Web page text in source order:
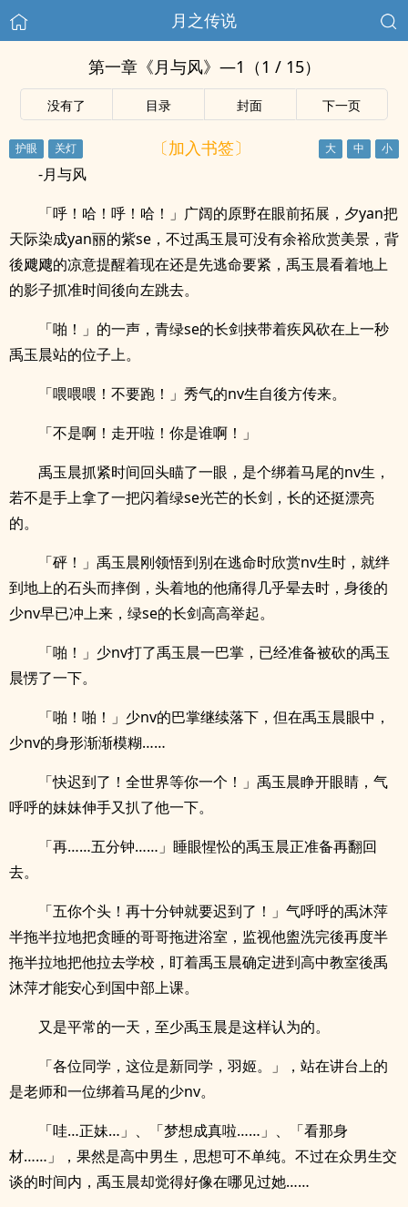
月之传说
第一章《月与风》—1（1 / 15）
没有了 目录 封面 下一页
〔加入书签〕
-月与风
「呼！哈！呼！哈！」广阔的原野在眼前拓展，夕yan把
天际染成yan丽的紫se，不过禹玉晨可没有余裕欣赏美景，背
後飕飕的凉意提醒着现在还是先逃命要紧，禹玉晨看着地上
的影子抓准时间後向左跳去。
「啪！」的一声，青绿se的长剑挟带着疾风砍在上一秒
禹玉晨站的位子上。
「喂喂喂！不要跑！」秀气的nv生自後方传来。
「不是啊！走开啦！你是谁啊！」
禹玉晨抓紧时间回头瞄了一眼，是个绑着马尾的nv生，
若不是手上拿了一把闪着绿se光芒的长剑，长的还挺漂亮
的。
「砰！」禹玉晨刚领悟到别在逃命时欣赏nv生时，就绊
到地上的石头而摔倒，头着地的他痛得几乎晕去时，身後的
少nv早已冲上来，绿se的长剑高高举起。
「啪！」少nv打了禹玉晨一巴掌，已经准备被砍的禹玉
晨愣了一下。
「啪！啪！」少nv的巴掌继续落下，但在禹玉晨眼中，
少nv的身形渐渐模糊……
「快迟到了！全世界等你一个！」禹玉晨睁开眼睛，气
呼呼的妹妹伸手又扒了他一下。
「再……五分钟……」睡眼惺忪的禹玉晨正准备再翻回
去。
「五你个头！再十分钟就要迟到了！」气呼呼的禹沐萍
半拖半拉地把贪睡的哥哥拖进浴室，监视他盥洗完後再度半
拖半拉地把他拉去学校，盯着禹玉晨确定进到高中教室後禹
沐萍才能安心到国中部上课。
又是平常的一天，至少禹玉晨是这样认为的。
「各位同学，这位是新同学，羽姬。」，站在讲台上的
是老师和一位绑着马尾的少nv。
「哇…正妹…」、「梦想成真啦……」、「看那身
材……」，果然是高中男生，思想可不单纯。不过在众男生交
谈的时间内，禹玉晨却觉得好像在哪见过她……